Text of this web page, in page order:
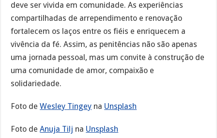
deve ser vivida em comunidade. As experiências
compartilhadas de arrependimento e renovação
fortalecem os laços entre os fiéis e enriquecem a
vivência da fé. Assim, as penitências não são apenas
uma jornada pessoal, mas um convite à construção de
uma comunidade de amor, compaixão e
solidariedade.
Foto deWesley Tingey na Unsplash
Foto deAnuja Tilj na Unsplash